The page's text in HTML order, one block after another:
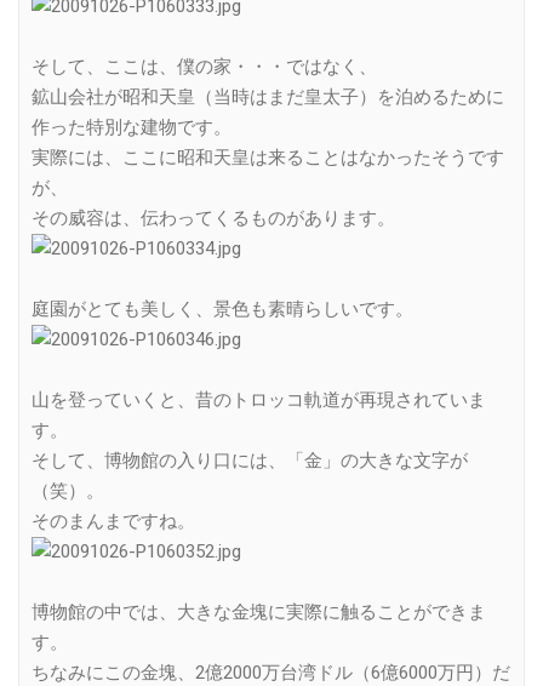
そして、ここは、僕の家・・・ではなく、
鉱山会社が昭和天皇（当時はまだ皇太子）を泊めるために
作った特別な建物です。
実際には、ここに昭和天皇は来ることはなかったそうです
が、
その威容は、伝わってくるものがあります。
庭園がとても美しく、景色も素晴らしいです。
山を登っていくと、昔のトロッコ軌道が再現されていま
す。
そして、博物館の入り口には、「金」の大きな文字が
（笑）。
そのまんまですね。
博物館の中では、大きな金塊に実際に触ることができま
す。
ちなみにこの金塊、2億2000万台湾ドル（6億6000万円）だ